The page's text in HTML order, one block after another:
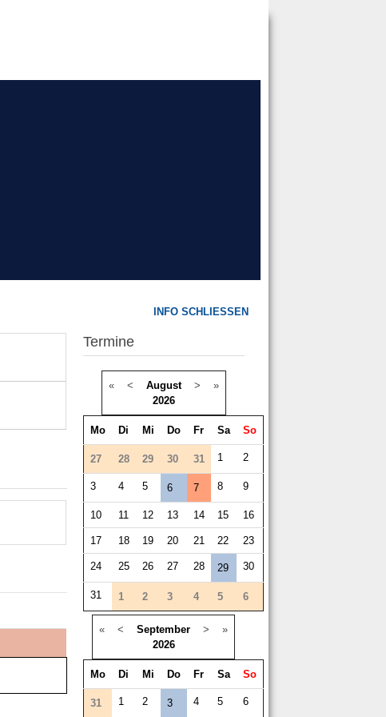
INFO SCHLIESSEN
Termine
« <
August
2026
> »
Mo Di Mi Do Fr Sa So
27 28 29 30 31 1 2
3 4 5 6 7 8 9
10 11 12 13 14 15 16
17 18 19 20 21 22 23
24 25 26 27 28 29 30
31 1 2 3 4 5 6
« <
September
2026
> »
Mo Di Mi Do Fr Sa So
31 1 2 3 4 5 6